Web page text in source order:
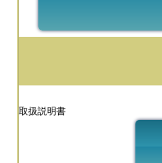
取扱説明書